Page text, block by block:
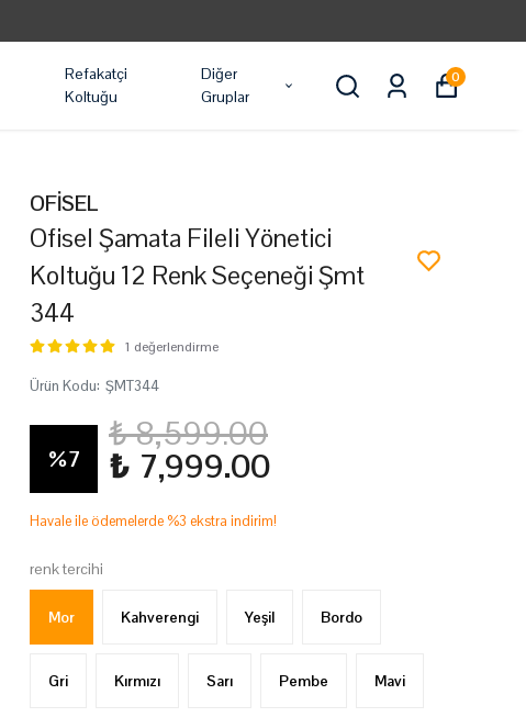
Refakatçi
Koltuğu
Diğer
Gruplar
0
OFİSEL
Ofisel Şamata Fileli Yönetici
Koltuğu 12 Renk Seçeneği Şmt
344
1 değerlendirme
Ürün Kodu: ŞMT344
%7
₺ 8,599.00
₺ 7,999.00
Havale ile ödemelerde %3 ekstra indirim!
renk tercihi
Mor Kahverengi Yeşil Bordo
Gri Kırmızı Sarı Pembe Mavi